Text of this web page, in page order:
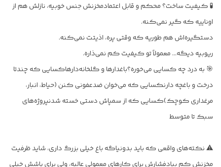
🧪 کیفیت ساخت؟ محکم و قابل اعتمادمخزنش جنس خوبیه، نازلش هم از
اوناییه که گیر نمی‌کنه.
دستگیره‌اش هم طوریه که وقتی پره، اذیتت نمی‌کنه.
ریوبیه دیگه… معمولاً تو کیفیت کم نمی‌ذاره.
🎯 به درد چه کسایی می‌خوره؟باغدارها و گلخانه‌دارهاکسایی که چندتا
درخت و باغچه دارنکسایی که می‌خوان ضدعفونی کنن (حیاط، انبار،
مرغداری کوچک)کسایی که از سمپاش دستی خسته شدنپروژه‌های
سبک تا متوسط
⚠️ نکته‌های واقعی که باید بدونیاگه باغ خیلی بزرگ داری، شاید ظرفیت
مخزنش کم بیادفشارش برای کارهای معمولی عالیه، ولی برای پاشش خیلی